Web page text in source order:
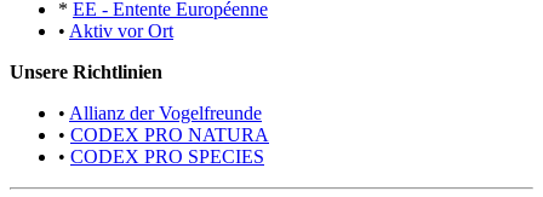
* EE - Entente Européenne
• Aktiv vor Ort
Unsere Richtlinien
• Allianz der Vogelfreunde
• CODEX PRO NATURA
• CODEX PRO SPECIES